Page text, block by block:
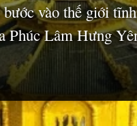
vào thế giới
Phúc Lâm Hưng